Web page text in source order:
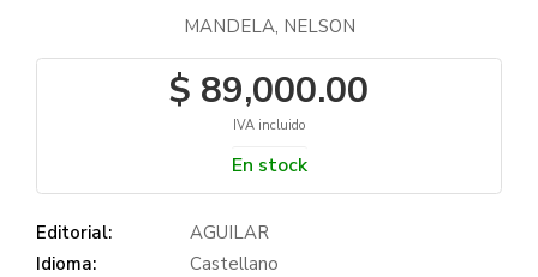
MANDELA, NELSON
$ 89,000.00
IVA incluido
En stock
Editorial:
AGUILAR
Idioma:
Castellano